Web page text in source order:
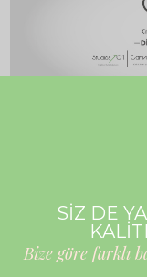
SİZ DE
Bize göre farklı